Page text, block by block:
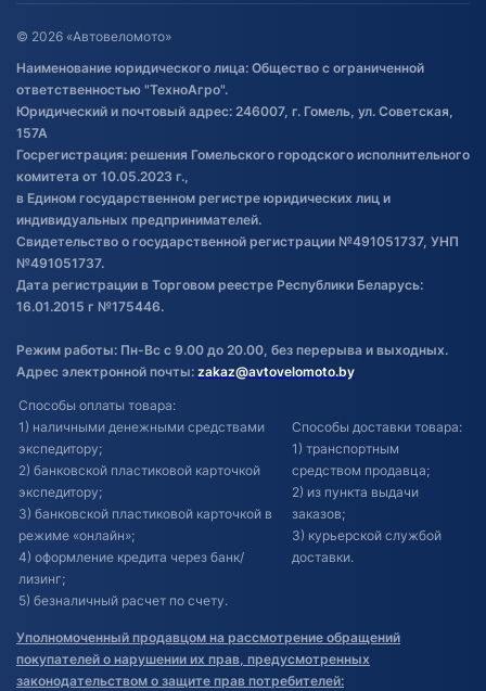
Договор публичной оферты
Обработка файлов cookie
Постановка транспорта на учет
Обновления в ЭПТС 2024
© 2026 «Автовеломото»
Наименование юридического лица: Общество с ограниченной
ответственностью "ТехноАгро".
Юридический и почтовый адрес: 246007, г. Гомель, ул. Советская,
157А
Госрегистрация: решения Гомельского городского исполнительного
комитета от 10.05.2023 г.,
в Едином государственном регистре юридических лиц и
индивидуальных предпринимателей.
Свидетельство о государственной регистрации №491051737, УНП
№491051737.
Дата регистрации в Торговом реестре Республики Беларусь:
16.01.2015 г №175446.
Режим работы: Пн-Вс с 9.00 до 20.00, без перерыва и выходных.
Адрес электронной почты: zakaz@avtovelomoto.by
Способы оплаты товара:
1) наличными денежными средствами
экспедитору;
2) банковской пластиковой карточкой
экспедитору;
3) банковской пластиковой карточкой в
режиме «онлайн»;
4) оформление кредита через банк/
лизинг;
5) безналичный расчет по счету.
Способы доставки товара:
1) транспортным
средством продавца;
2) из пункта выдачи
заказов;
3) курьерской службой
доставки.
Уполномоченный продавцом на рассмотрение обращений
покупателей о нарушении их прав, предусмотренных
законодательством о защите прав потребителей: